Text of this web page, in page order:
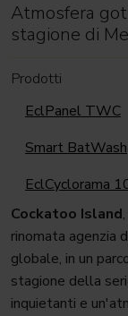
Atmosfera
stagione di
Prodotti
EclPanel TWC
Smart BatWash
EclCyclorama
Cockatoo Island
rinomata agenzia
globale, in un
stagione della
inquietanti e